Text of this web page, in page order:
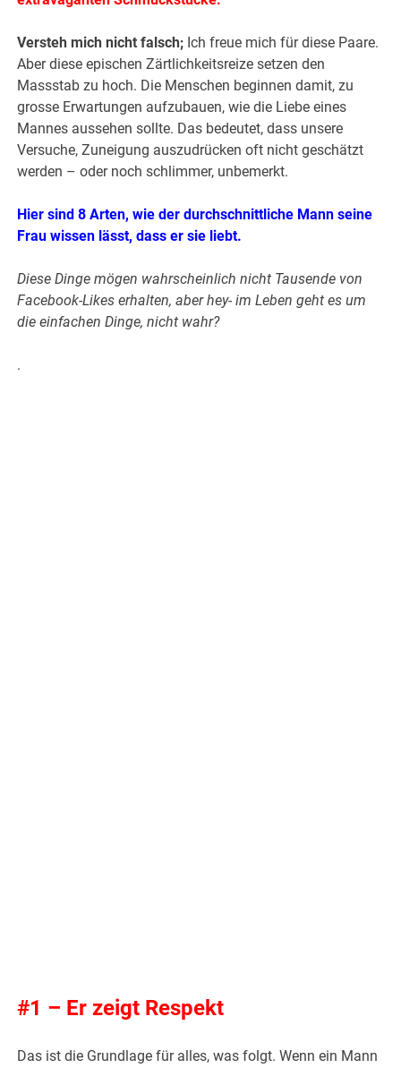
Versteh mich nicht falsch; Ich freue mich für diese Paare.
Aber diese epischen Zärtlichkeitsreize setzen den
Massstab zu hoch. Die Menschen beginnen damit, zu
grosse Erwartungen aufzubauen, wie die Liebe eines
Mannes aussehen sollte. Das bedeutet, dass unsere
Versuche, Zuneigung auszudrücken oft nicht geschätzt
werden – oder noch schlimmer, unbemerkt.
Hier sind 8 Arten, wie der durchschnittliche Mann seine
Frau wissen lässt, dass er sie liebt.
Diese Dinge mögen wahrscheinlich nicht Tausende von
Facebook-Likes erhalten, aber hey- im Leben geht es um
die einfachen Dinge, nicht wahr?
.
#1 – Er zeigt Respekt
Das ist die Grundlage für alles, was folgt. Wenn ein Mann